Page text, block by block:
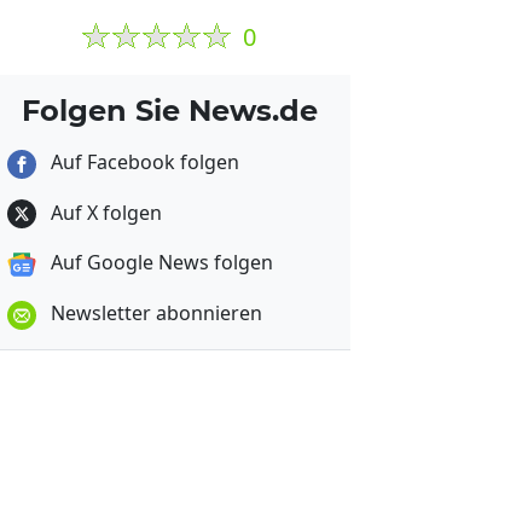
0
Folgen Sie News.de
Auf Facebook folgen
Auf X folgen
Auf Google News folgen
Newsletter abonnieren